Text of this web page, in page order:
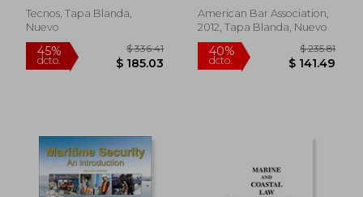
Editorial Tecnos)
Tecnos, Tapa Blanda,
Nuevo
45%
dcto.
$ 336.41
Georgia Hancock
American Bar Association,
2012, Tapa Blanda, Nuevo
dcto.